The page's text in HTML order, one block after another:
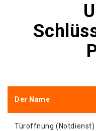
Der Name
Türoffnung (Notdienst)